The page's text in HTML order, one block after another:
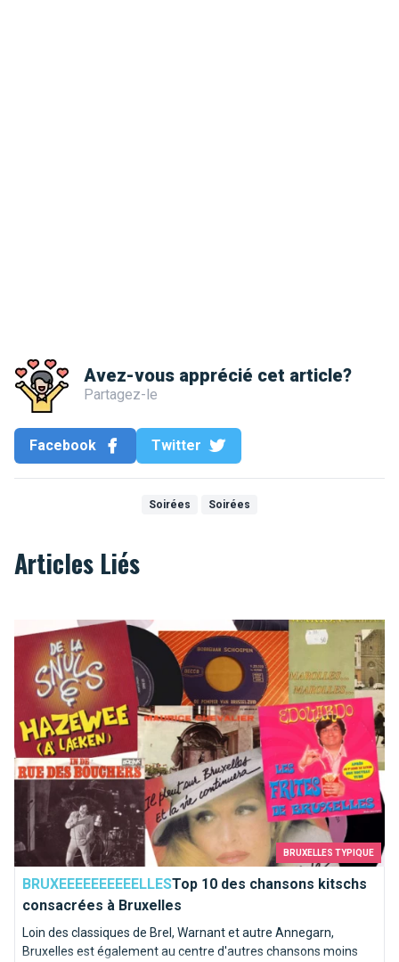
Avez-vous apprécié cet article?
Partagez-le
Facebook Twitter
Soirées Soirées
Articles Liés
BRUXELLES TYPIQUE
BRUXEEEEEEEEEELLESTop 10 des chansons kitschs
consacrées à Bruxelles
Loin des classiques de Brel, Warnant et autre Annegarn,
Bruxelles est également au centre d'autres chansons moins
Top 10 des chansons kitschs consacrées à Bruxelles